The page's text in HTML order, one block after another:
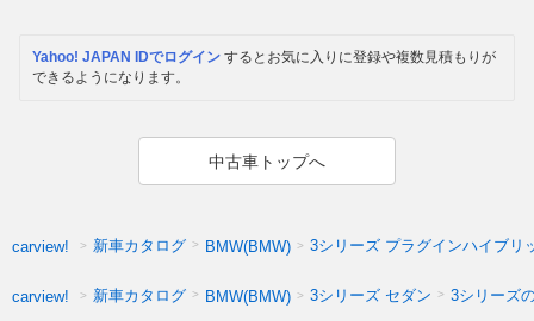
Yahoo! JAPAN IDでログイン するとお気に入りに登録や複数見積もりが
できるようになります。
中古車トップへ
carview! 新車カタログ BMW(BMW) 3シリーズ プラグインハイブリ
carview! 新車カタログ BMW(BMW) 3シリーズ セダン 3シリーズ